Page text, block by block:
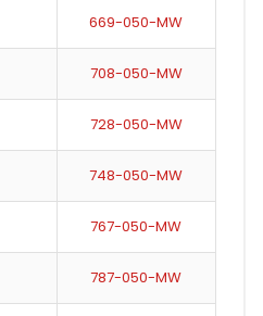
669-050-MW
708-050-MW
728-050-MW
748-050-MW
767-050-MW
787-050-MW